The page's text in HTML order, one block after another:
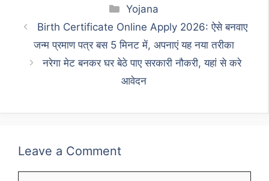
Categories
Yojana
Birth Certificate Online Apply 2026: ऐसे बनवाए
जन्म प्रमाण पत्र बस 5 मिनट में, अपनाएं यह नया तरीका
नरेगा मेट बनकर घर बेठे पाए सरकारी नौकरी, यहां से करे
आवेदन
Leave a Comment